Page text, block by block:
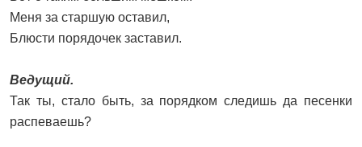
Меня за старшую оставил,
Блюсти порядочек заставил.
Ведущий.
Так ты, стало быть, за порядком следишь да песенки
распеваешь?